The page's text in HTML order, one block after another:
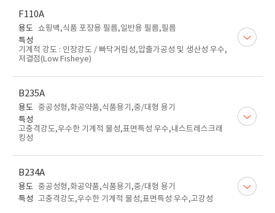
F110A
용도 쇼핑백,식품 포장용 필름,일반용 필름,필름
특성
기계적 강도 : 인장강도 / 빠닥거림성,압출가공성 및 생산성 우수,
저결점(Low Fisheye)
B235A
용도 중공성형,화공약품,식품용기,중/대형 용기
특성
고충격강도,우수한 기계적 물성,표면특성 우수,내스트레스크래
킹성
B234A
용도 중공성형,화공약품,식품용기,중/대형 용기
특성 고충격강도,우수한 기계적 물성,표면특성 우수,고강성